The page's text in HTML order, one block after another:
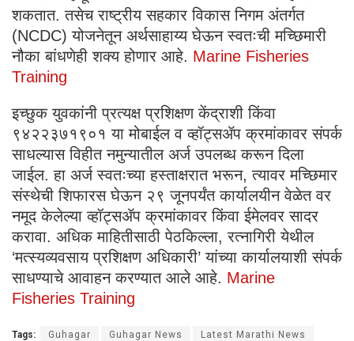
शकतात. तसेच राष्ट्रीय सहकार विकास निगम अंतर्गत
(NCDC) योजनेतून अर्थसाहाय्य घेऊन स्वतःची मच्छिमारी
नौका बांधणेही शक्य होणार आहे. Marine Fisheries
Training
​इच्छुक युवकांनी प्रत्यक्ष प्रशिक्षण केंद्राशी किंवा
९४२२३७१९०१ या मोबाईल व व्हॉट्सॲप क्रमांकावर संपर्क
साधल्यास विहीत नमुन्यातील अर्ज उपलब्ध करून दिला
जाईल. हा अर्ज स्वतःच्या हस्ताक्षरात भरून, त्यावर मच्छिमार
संस्थेची शिफारस घेऊन २९ जूनपर्यंत कार्यालयीन वेळेत वर
नमूद केलेल्या व्हॉट्सॲप क्रमांकावर किंवा ईमेलवर सादर
करावा. ​अधिक माहितीसाठी पेठकिल्ला, रत्नागिरी येथील
‘मत्स्यव्यवसाय प्रशिक्षण अधिकारी’ यांच्या कार्यालयाशी संपर्क
साधण्याचे आवाहन करण्यात आले आहे. Marine
Fisheries Training
Tags: Guhagar Guhagar News Latest Marathi News